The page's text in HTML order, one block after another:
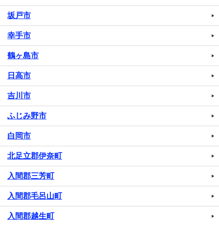
坂戸市
幸手市
鶴ヶ島市
日高市
吉川市
ふじみ野市
白岡市
北足立郡伊奈町
入間郡三芳町
入間郡毛呂山町
入間郡越生町